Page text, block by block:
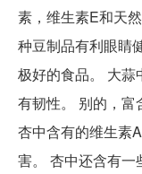
素，维生素E和天
种豆制品有利眼睛
极好的食品。 大蒜
有韧性。 别的，
杏中含有的维生素
害。 杏中还含有